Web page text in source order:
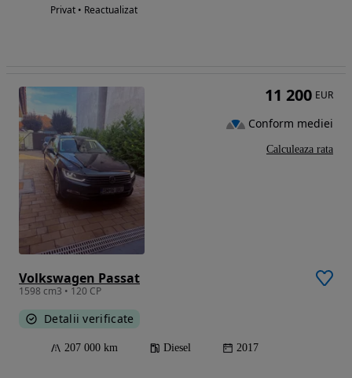
Privat • Reactualizat
Volkswagen Passat
1598 cm3 • 120 CP
Detalii verificate
207 000 km Diesel 2017
11 200 EUR
Conform mediei
Calculeaza rata